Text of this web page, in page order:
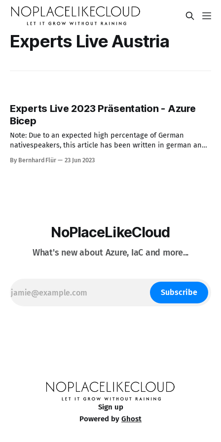
Experts Live Austria
Experts Live 2023 Präsentation - Azure
Bicep
Note: Due to an expected high percentage of German
nativespeakers, this article has been written in german and
allen für das tolle Feedback zu meiner Präsentation (per
By Bernhard Flür 23 Jun 2023
NoPlaceLikeCloud
What's new about Azure, IaC and more...
Subscribe
Sign up
Powered by Ghost